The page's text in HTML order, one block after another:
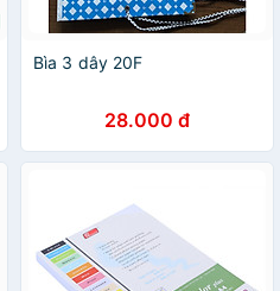
Bìa 3 dây 20F
28.000 đ